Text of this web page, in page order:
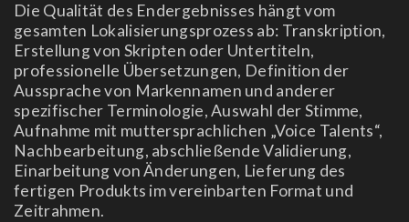
Die Qualität des Endergebnisses hängt vom
gesamten Lokalisierungsprozess ab: Transkription,
Erstellung von Skripten oder Untertiteln,
professionelle Übersetzungen, Definition der
Aussprache von Markennamen und anderer
spezifischer Terminologie, Auswahl der Stimme,
Aufnahme mit muttersprachlichen „Voice Talents“,
Nachbearbeitung, abschließende Validierung,
Einarbeitung von Änderungen, Lieferung des
fertigen Produkts im vereinbarten Format und
Zeitrahmen.